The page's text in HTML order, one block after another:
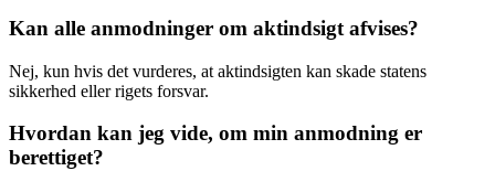
Kan alle anmodninger om aktindsigt afvises?
Nej, kun hvis det vurderes, at aktindsigten kan skade statens
sikkerhed eller rigets forsvar.
Hvordan kan jeg vide, om min anmodning er
berettiget?